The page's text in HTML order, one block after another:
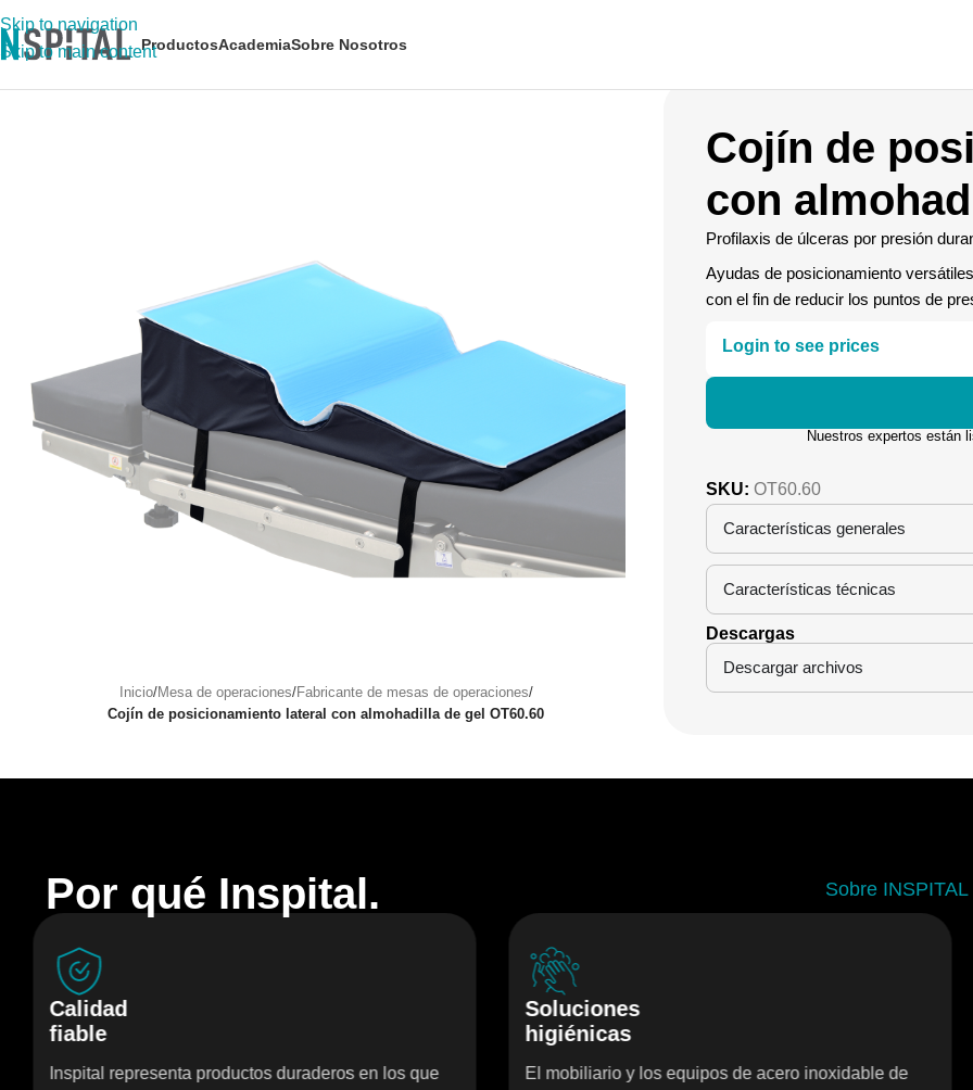
Skip to navigation
Skip to main contentProductosAcademiaSobre Nosotros
Inicio/Mesa de operaciones/Fabricante de mesas de operaciones/
Cojín de posicionamiento lateral con almohadilla de gel OT60.60
Cojín de
con
Profilaxis de úlceras por presión
Ayudas de posicionamiento
con el fin de reducir los puntos de
Login to see prices
Nuestros expertos están
SKU: OT60.60
Características generales
Características técnicas
Descargas
Descargar archivos
Por qué Inspital. Sobre INSPITAL
productos duraderos en los que
El mobiliario y los equipos de acero inoxidable de
Nuestros